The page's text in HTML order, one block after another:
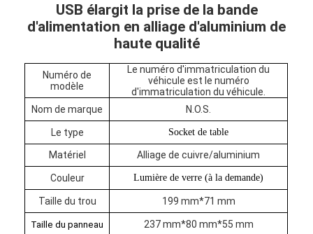
USB élargit la prise de la bande
d'alimentation en alliage d'aluminium de
haute qualité
Numéro de
modèle
Le numéro d'immatriculation du
véhicule est le numéro
d'immatriculation du véhicule.
Nom de marque
N.O.S.
Le type Socket de table
Matériel Alliage de cuivre/aluminium
Couleur Lumière de verre (à la demande)
Taille du trou 199 mm*71 mm
Taille du panneau
237 mm*80 mm*55 mm